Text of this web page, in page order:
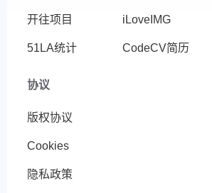
开往项目
51LA统计
iLoveIMG
CodeCV简历
协议
版权协议
Cookies
隐私政策